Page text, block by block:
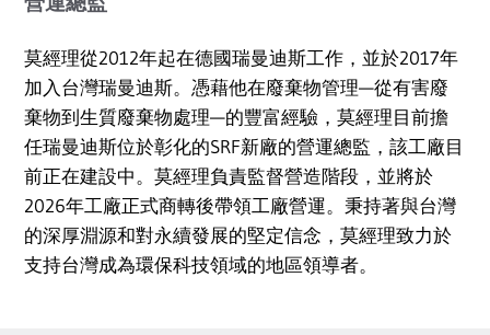
莫經理從2012年起在德國瑞曼迪斯工作，並於2017年
加入台灣瑞曼迪斯。憑藉他在廢棄物管理—從有害廢
棄物到生質廢棄物處理—的豐富經驗，莫經理目前擔
任瑞曼迪斯位於彰化的SRF新廠的營運總監，該工廠目
前正在建設中。莫經理負責監督營造階段，並將於
2026年工廠正式商轉後帶領工廠營運。秉持著與台灣
的深厚淵源和對永續發展的堅定信念，莫經理致力於
支持台灣成為環保科技領域的地區領導者。